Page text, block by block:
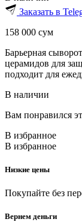
Заказать в
158 000 сум
Барьерная
церамидов для
подходит для
В наличии
Вам понравился
В избранное
В избранное
Низкие цены
Покупайте без
Вернем деньги